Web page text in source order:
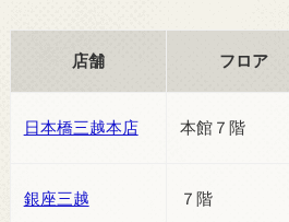
店舗 フロア
日本橋三越本店 本館７階
銀座三越 ７階